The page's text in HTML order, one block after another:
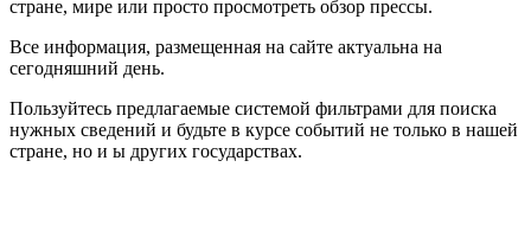
стране, мире или просто просмотреть обзор прессы.
Все информация, размещенная на сайте актуальна на
сегодняшний день.
Пользуйтесь предлагаемые системой фильтрами для поиска
нужных сведений и будьте в курсе событий не только в нашей
стране, но и ы других государствах.